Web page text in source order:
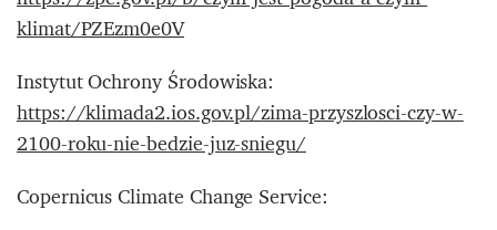
klimat/PZEzm0e0V
Instytut Ochrony Środowiska:
https://klimada2.ios.gov.pl/zima-przyszlosci-czy-w-
2100-roku-nie-bedzie-juz-sniegu/
Copernicus Climate Change Service: